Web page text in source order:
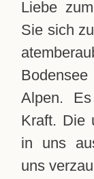
Liebe
Sie sich
Alpen.
Kraft. Die
in uns
uns